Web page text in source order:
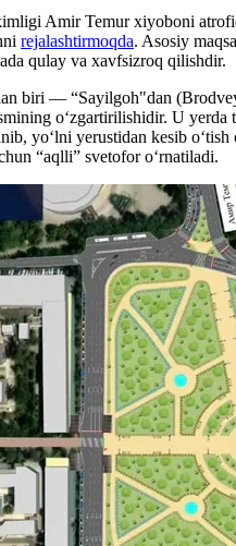
Amir Temur xiyoboni
rejalashtirmoqda. Asosiy
qulay va xavfsizroq qilishdir.
biri — “Sayilgoh"dan
o‘zgartirilishidir. U yerda
yo‘lni yerustidan kesib o‘tish
“aqlli” svetofor o‘rnatiladi.